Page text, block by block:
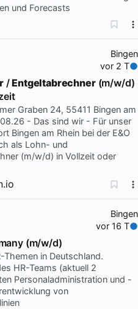
und Forecasts
Bingen
vor 2 T
/Entgeltabrechner(m/w/d)
Graben 24, 55411 Bingen am
- Das sind wir - Für unser
Bingen am Rhein bei der E&O
als Lohn- und
(m/w/d) in Vollzeit oder
Bingen
vor 16 T
(m/w/d)
in Deutschland.
HR-Teams (aktuell 2
Personaladministration und -
von